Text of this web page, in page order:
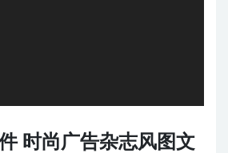
时尚广告杂志风图文